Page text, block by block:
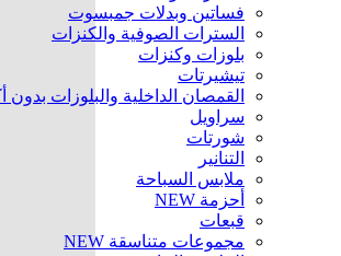
فساتين وبدلات جمبسوت
السترات الصوفية والكنزات
بلوزات وكنزات
تيشيرتات
القمصان الداخلية والبلوزات بدون
سراويل
شورتات
التنانير
ملابس السباحة
أحزمة NEW
قبعات
مجموعات متناسقة NEW